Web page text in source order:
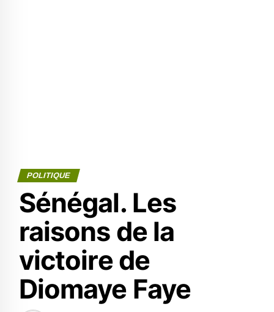
POLITIQUE
Sénégal. Les
raisons de la
victoire de
Diomaye Faye